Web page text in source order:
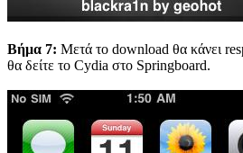
Βήμα 7: Μετά το download θα κάνει
θα δείτε το Cydia στο Springboard.